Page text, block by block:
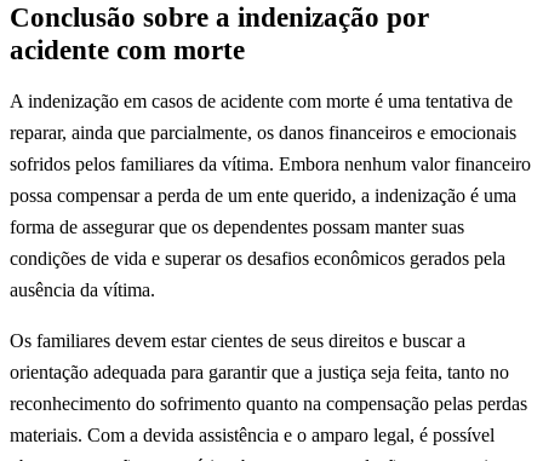
Conclusão sobre a indenização por
acidente com morte
A indenização em casos de acidente com morte é uma tentativa de
reparar, ainda que parcialmente, os danos financeiros e emocionais
sofridos pelos familiares da vítima. Embora nenhum valor financeiro
possa compensar a perda de um ente querido, a indenização é uma
forma de assegurar que os dependentes possam manter suas
condições de vida e superar os desafios econômicos gerados pela
ausência da vítima.
Os familiares devem estar cientes de seus direitos e buscar a
orientação adequada para garantir que a justiça seja feita, tanto no
reconhecimento do sofrimento quanto na compensação pelas perdas
materiais. Com a devida assistência e o amparo legal, é possível